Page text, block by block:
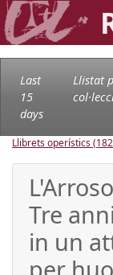
Last
15
days
Llistat
Llibrets operístics
Tre
in un